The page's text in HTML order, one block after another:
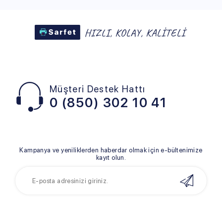
Müşteri Destek Hattı
0 (850) 302 10 41
Kampanya ve yeniliklerden haberdar olmak için e-bültenimize
kayıt olun.